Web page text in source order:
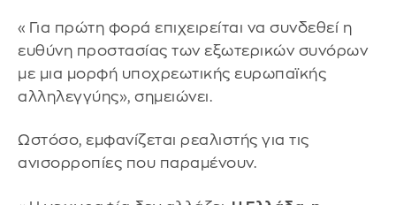
«Για πρώτη φορά επιχειρείται να συνδεθεί η
ευθύνη προστασίας των εξωτερικών συνόρων
με μια μορφή υποχρεωτικής ευρωπαϊκής
αλληλεγγύης», σημειώνει.
Ωστόσο, εμφανίζεται ρεαλιστής για τις
ανισορροπίες που παραμένουν.